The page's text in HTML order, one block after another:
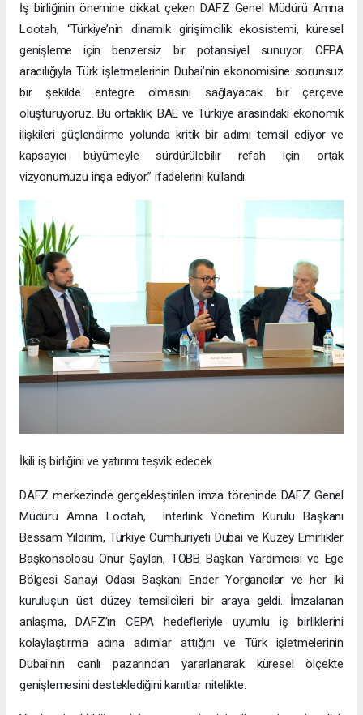
İş birliğinin önemine dikkat çeken DAFZ Genel Müdürü Amna
Lootah, “Türkiye’nin dinamik girişimcilik ekosistemi, küresel
genişleme için benzersiz bir potansiyel sunuyor. CEPA
aracılığıyla Türk işletmelerinin Dubai’nin ekonomisine sorunsuz
bir şekilde entegre olmasını sağlayacak bir çerçeve
oluşturuyoruz. Bu ortaklık, BAE ve Türkiye arasındaki ekonomik
ilişkileri güçlendirme yolunda kritik bir adımı temsil ediyor ve
kapsayıcı büyümeyle sürdürülebilir refah için ortak
vizyonumuzu inşa ediyor.” ifadelerini kullandı.
İkili iş birliğini ve yatırımı teşvik edecek
DAFZ merkezinde gerçekleştirilen imza töreninde DAFZ Genel
Müdürü Amna Lootah, Interlink Yönetim Kurulu Başkanı
Bessam Yıldırım, Türkiye Cumhuriyeti Dubai ve Kuzey Emirlikler
Başkonsolosu Onur Şaylan, TOBB Başkan Yardımcısı ve Ege
Bölgesi Sanayi Odası Başkanı Ender Yorgancılar ve her iki
kuruluşun üst düzey temsilcileri bir araya geldi. İmzalanan
anlaşma, DAFZ’ın CEPA hedefleriyle uyumlu iş birliklerini
kolaylaştırma adına adımlar attığını ve Türk işletmelerinin
Dubai’nin canlı pazarından yararlanarak küresel ölçekte
genişlemesini desteklediğini kanıtlar nitelikte.